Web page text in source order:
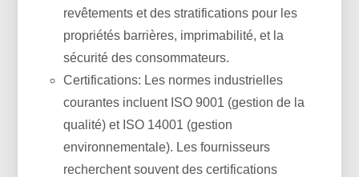
revêtements et des stratifications pour les
propriétés barrières, imprimabilité, et la
sécurité des consommateurs.
Certifications: Les normes industrielles
courantes incluent ISO 9001 (gestion de la
qualité) et ISO 14001 (gestion
environnementale). Les fournisseurs
recherchent souvent des certifications